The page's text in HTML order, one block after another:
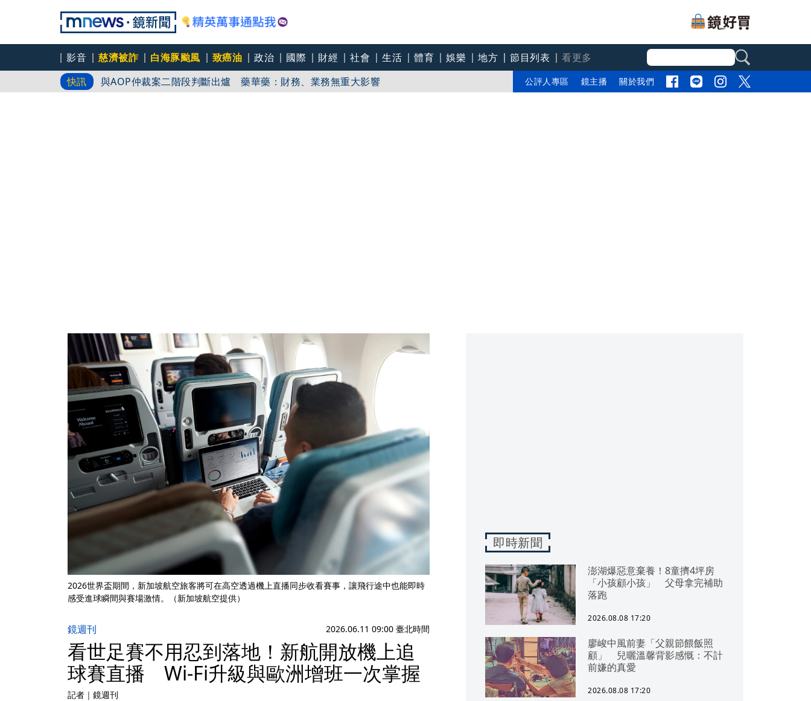
影音 慈濟被詐 白海豚颱風 致癌油 政治 國際 財經 社會 生活 體育 娛樂 地方 節目列表
看更多
快訊
與AOP仲裁案二階段判斷出爐 藥華藥：財務、業務無重大影響
紅肉能降膽固醇？ 醫曝：長輩「這樣吃瘦豬肉」效果驚人
公評人專區 鏡主播 關於我們
2026世界盃期間，新加坡航空旅客將可在高空透過機上直播同步收看賽事，讓飛行途中也能即時
感受進球瞬間與賽場激情。（新加坡航空提供）
鏡週刊 2026.06.11 09:00 臺北時間
看世足賽不用忍到落地！新航開放機上追
球賽直播 Wi-Fi升級與歐洲增班一次掌握
記者 ｜ 鏡週刊
即時新聞
澎湖爆惡意棄養！8童擠4坪房
「小孩顧小孩」 父母拿完補助
落跑
2026.08.08 17:20
廖峻中風前妻「父親節餵飯照
顧」 兒曬溫馨背影感慨：不計
前嫌的真愛
2026.08.08 17:20